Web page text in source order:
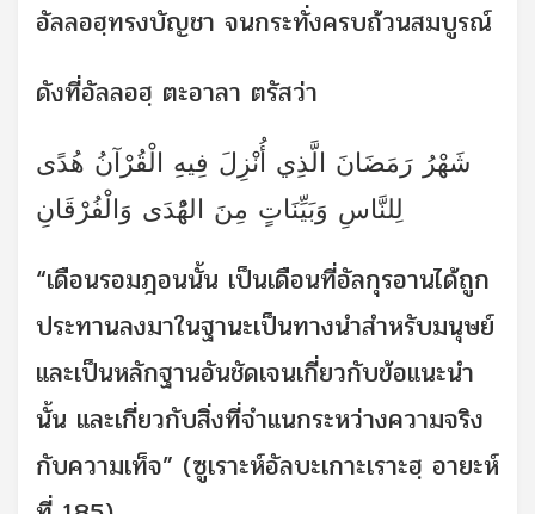
อัลลอฮฺทรงบัญชา จนกระทั่งครบถ้วนสมบูรณ์
ดังที่อัลลอฮฺ ตะอาลา ตรัสว่า
شَهْرُ رَمَضَانَ الَّذِي أُنْزِلَ فِيهِ الْقُرْآنُ هُدًى
لِلنَّاسِ وَبَيِّنَاتٍ مِنَ الهُْدَى وَالْفُرْقَانِ
“เดือนรอมฎอนนั้น เป็นเดือนที่อัลกุรอานได้ถูก
ประทานลงมาในฐานะเป็นทางนำสำหรับมนุษย์
และเป็นหลักฐานอันชัดเจนเกี่ยวกับข้อแนะนำ
นั้น และเกี่ยวกับสิ่งที่จำแนกระหว่างความจริง
กับความเท็จ” (ซูเราะห์อัลบะเกาะเราะฮฺ อายะห์